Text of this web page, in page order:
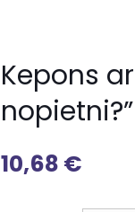
Kepons
nopietni?”
10,68 €